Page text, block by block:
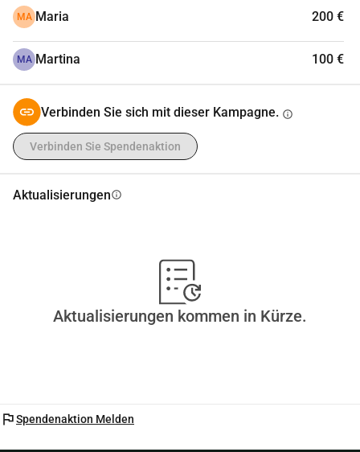
MA Maria 200 €
MA Martina 100 €
Verbinden Sie sich mit dieser Kampagne. info
Verbinden Sie Spendenaktion
Aktualisierungeninfo
Aktualisierungen kommen in Kürze.
flagSpendenaktion Melden